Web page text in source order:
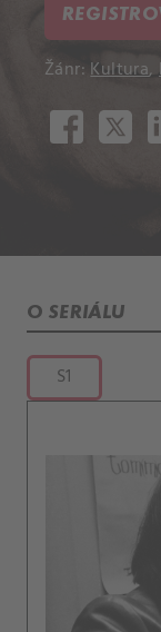
Žánr:Kultura,
O SERIÁLU
S1